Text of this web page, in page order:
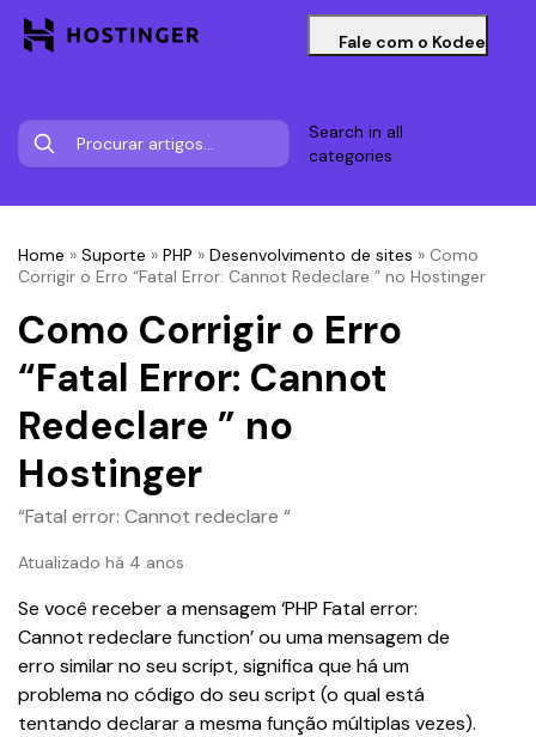
Fale com o Kodee
Search in all
categories
Home » Suporte » PHP » Desenvolvimento de sites » Como
Corrigir o Erro “Fatal Error: Cannot Redeclare ” no Hostinger
Como Corrigir o Erro
“Fatal Error: Cannot
Redeclare ” no
Hostinger
“Fatal error: Cannot redeclare “
Atualizado há 4 anos
Se você receber a mensagem ‘PHP Fatal error:
Cannot redeclare function’ ou uma mensagem de
erro similar no seu script, significa que há um
problema no código do seu script (o qual está
tentando declarar a mesma função múltiplas vezes).